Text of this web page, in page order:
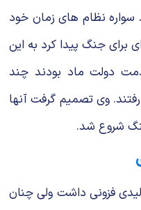
سواره نظام های زمان خود
برای جنگ پیدا کرد به این
دولت ماد بودند چند
وی تصمیم گرفت آنها
شروع شد.
فزونی داشت ولی چنان